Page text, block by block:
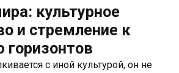
культурное
и стремление к
с иной культурой, он не